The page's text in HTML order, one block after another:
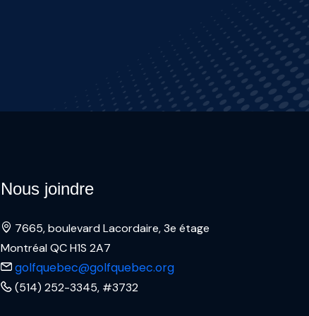
Nous joindre
7665, boulevard Lacordaire, 3e étage
Montréal QC H1S 2A7
golfquebec@golfquebec.org
(514) 252-3345, #3732